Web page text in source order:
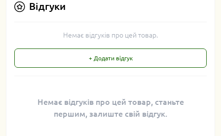
Відгуки
Немає відгуків про цей товар.
+ Додати відгук
Немає відгуків про цей товар, станьте
першим, залиште свій відгук.